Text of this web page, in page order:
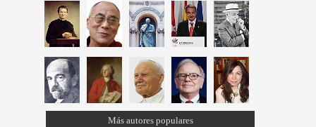
Más autores populares